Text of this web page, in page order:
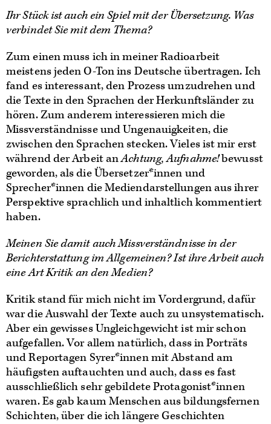
Ihr Stück ist auch ein Spiel mit der Übersetzung. Was
verbindet Sie mit dem Thema?
Zum einen muss ich in meiner Radioarbeit
meistens jeden O-Ton ins Deutsche übertragen. Ich
fand es interessant, den Prozess umzudrehen und
die Texte in den Sprachen der Herkunftsländer zu
hören. Zum anderem interessieren mich die
Missverständnisse und Ungenauigkeiten, die
zwischen den Sprachen stecken. Vieles ist mir erst
während der Arbeit anAchtung, Aufnahme!bewusst
geworden, als die Übersetzer*innen und
Sprecher*innen die Mediendarstellungen aus ihrer
Perspektive sprachlich und inhaltlich kommentiert
haben.
Meinen Sie damit auch Missverständnisse in der
Berichterstattung im Allgemeinen? Ist ihre Arbeit auch
eine Art Kritik an den Medien?
Kritik stand für mich nicht im Vordergrund, dafür
war die Auswahl der Texte auch zu unsystematisch.
Aber ein gewisses Ungleichgewicht ist mir schon
aufgefallen. Vor allem natürlich, dass in Porträts
und Reportagen Syrer*innen mit Abstand am
häufigsten auftauchten und auch, dass es fast
ausschließlich sehr gebildete Protagonist*innen
waren. Es gab kaum Menschen aus bildungsfernen
Schichten, über die ich längere Geschichten